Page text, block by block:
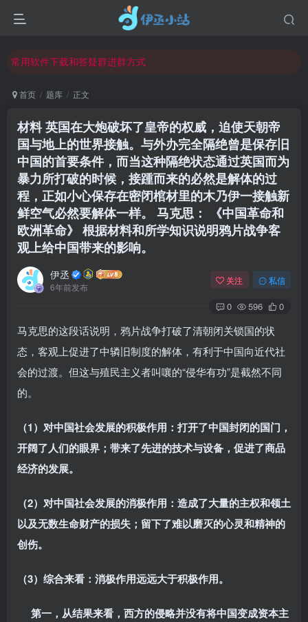
欢迎反馈网站中存在的问题和建议！
常用软件下载和答疑群进群方式
欢迎访问伊丞小站！
首页 题库 正文
材料 英国在大炮破坏了皇帝的权威，迫使天朝帝
国与地上的世界接触。与外办完全隔绝曾是保存旧
中国的首要条件，而当这种隔绝状态通过英国而为
暴力所打破的时候，接踵而来的必然是解体的过
程，正如小心保存在密闭棺材里的木乃伊一接触新
鲜空气必然要解体一样。 马克思： 《中国革命和
欧洲革命》 根据材料和所学知识说明鸦片战争客
观上给中国带来的影响。
伊丞
6年前发布
关注 私信
0 596 0
马克思的这段话说明，鸦片战争打破了清朝闭关锁国的状
态，客观上促进了中辚旧制度的解体，有利于中国向近代社
会的过渡。但这与殖民主义者叫嚷的“侵华有功”是截然不同
的。
（1）对中国社会发展的积极作用：打开了中国封闭的国门，
开阔了人们的眼界；带来了先进的技术与设备，促进了商品
经济的发展。
（2）对中国社会发展的消极作用：造成了大量的主权和领土
以及无数生命财产的损失；留下了难以磨灭的心灵和精神的
创伤。
（3）综合来看：消极作用远远大于积极作用。
第一，从结果来看，西方的侵略并没有将中国变成资本主